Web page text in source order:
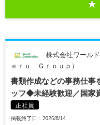
株式会社ワール
ｅｒｕ Ｇｒｏｕｐ）
書類作成などの事務仕事
ッフ◆未経験歓迎／国家
正社員
掲載終了日：2026/8/14